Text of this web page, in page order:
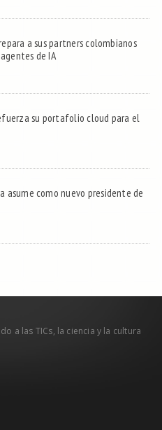
a sus partners colombianos
de IA
su portafolio cloud para el
asume como nuevo presidente de
a las TICs, la ciencia y la cultura